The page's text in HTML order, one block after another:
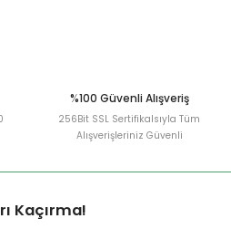
%100 Güvenli Alışveriş
256Bit SSL Sertifikalsıyla Tüm
Alışverişleriniz Güvenli
Kaçırma!